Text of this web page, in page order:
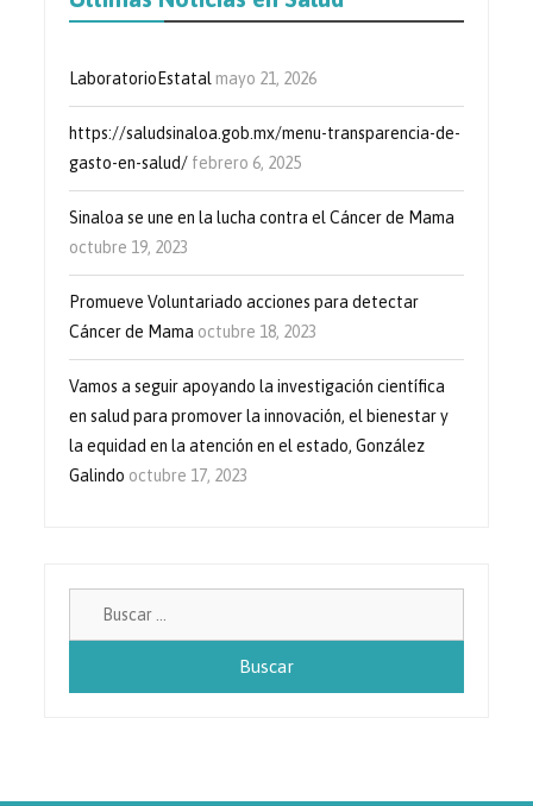
LaboratorioEstatal mayo 21, 2026
https://saludsinaloa.gob.mx/menu-transparencia-de-
gasto-en-salud/ febrero 6, 2025
Sinaloa se une en la lucha contra el Cáncer de Mama
octubre 19, 2023
Promueve Voluntariado acciones para detectar
Cáncer de Mama octubre 18, 2023
Vamos a seguir apoyando la investigación científica
en salud para promover la innovación, el bienestar y
la equidad en la atención en el estado, González
Galindo octubre 17, 2023